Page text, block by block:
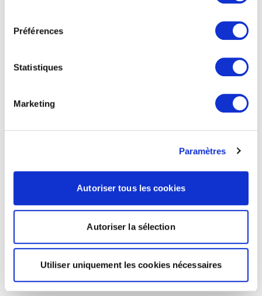
Préférences
Statistiques
Marketing
Paramètres
Autoriser tous les cookies
Autoriser la sélection
Utiliser uniquement les cookies nécessaires